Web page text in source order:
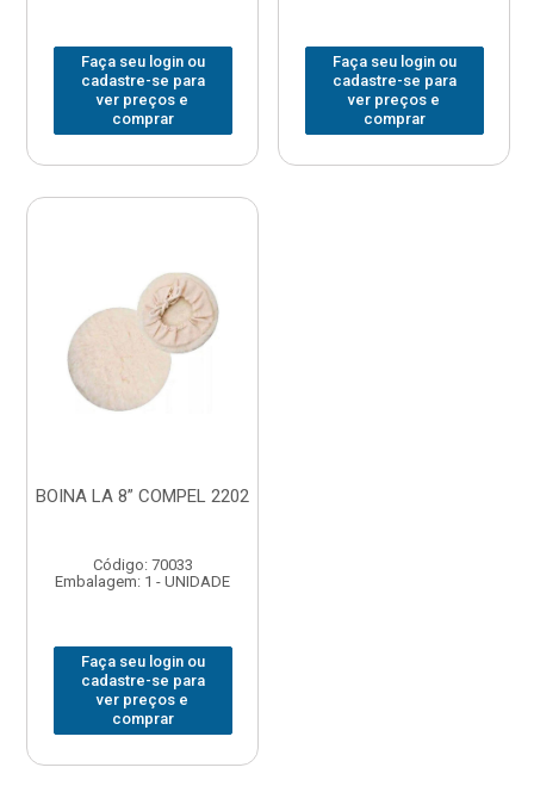
Faça seu login ou
cadastre-se para
ver preços e
comprar
Faça seu login ou
cadastre-se para
ver preços e
comprar
BOINA LA 8” COMPEL 2202
Código: 70033
Embalagem: 1 - UNIDADE
Faça seu login ou
cadastre-se para
ver preços e
comprar